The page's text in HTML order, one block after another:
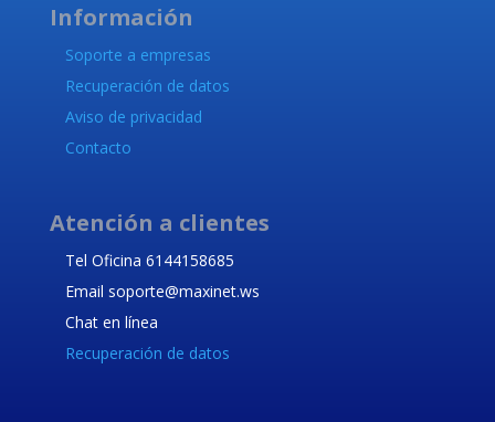
Información
Soporte a empresas
Recuperación de datos
Aviso de privacidad
Contacto
Atención a clientes
Tel Oficina 6144158685
Email soporte@maxinet.ws
Chat en línea
Recuperación de datos